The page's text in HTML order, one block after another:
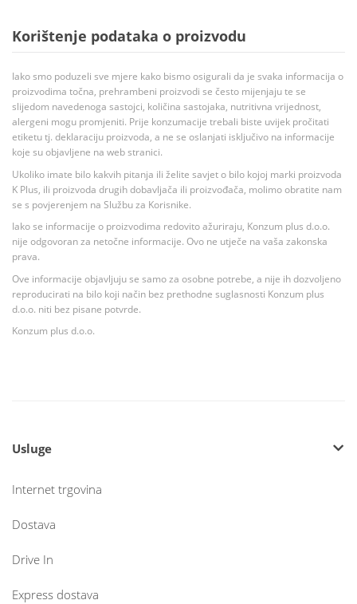
Korištenje podataka o proizvodu
Iako smo poduzeli sve mjere kako bismo osigurali da je svaka informacija o
proizvodima točna, prehrambeni proizvodi se često mijenjaju te se
slijedom navedenoga sastojci, količina sastojaka, nutritivna vrijednost,
alergeni mogu promjeniti. Prije konzumacije trebali biste uvijek pročitati
etiketu tj. deklaraciju proizvoda, a ne se oslanjati isključivo na informacije
koje su objavljene na web stranici.
Ukoliko imate bilo kakvih pitanja ili želite savjet o bilo kojoj marki proizvoda
K Plus, ili proizvoda drugih dobavljača ili proizvođača, molimo obratite nam
se s povjerenjem na Službu za Korisnike.
Iako se informacije o proizvodima redovito ažuriraju, Konzum plus d.o.o.
nije odgovoran za netočne informacije. Ovo ne utječe na vaša zakonska
prava.
Ove informacije objavljuju se samo za osobne potrebe, a nije ih dozvoljeno
reproducirati na bilo koji način bez prethodne suglasnosti Konzum plus
d.o.o. niti bez pisane potvrde.
Konzum plus d.o.o.
Usluge
Internet trgovina
Dostava
Drive In
Express dostava